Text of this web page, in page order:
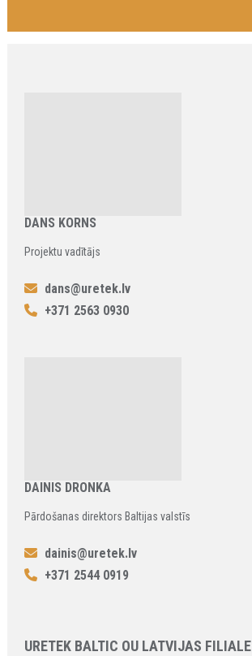
DANS KORNS
Projektu vadītājs
dans@uretek.lv
+371 2563 0930
DAINIS DRONKA
Pārdošanas direktors Baltijas valstīs
dainis@uretek.lv
+371 2544 0919
URETEK BALTIC OU LATVIJAS FILIALE